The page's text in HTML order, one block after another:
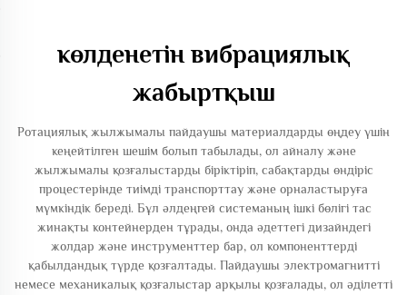
көлденетін вибрациялық
жабыртқыш
Ротациялық жылжымалы пайдаушы материалдарды өңдеу үшін
кеңейтілген шешім болып табылады, ол айналу және
жылжымалы қозғалыстарды біріктіріп, сабақтарды өндіріс
процестерінде тиімді транспорттау және орналастыруға
мүмкіндік береді. Бұл әлдеңгей системаның ішкі бөлігі тас
жинақты контейнерден тұрады, онда әдеттегі дизайндегі
жолдар және инструменттер бар, ол компоненттерді
қабылдандық түрде қозғалтады. Пайдаушы электромагнитті
немесе механикалық қозғалыстар арқылы қозғалады, ол әділетті